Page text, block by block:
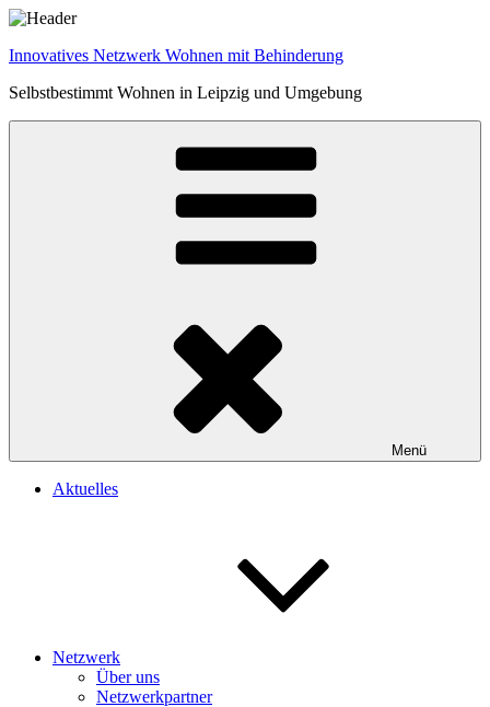
Zum
springen
Innovatives Netzwerk Wohnen mit Behinderung
Selbstbestimmt Wohnen in Leipzig und Umgebung
Menü
Aktuelles
Netzwerk
Über uns
Netzwerkpartner